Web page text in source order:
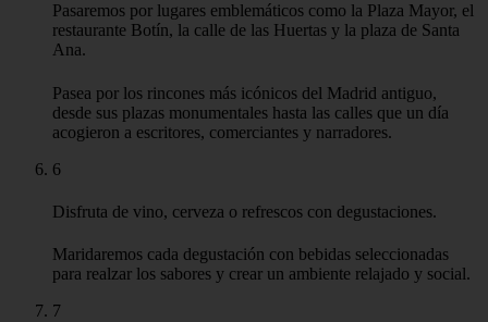
Pasaremos por lugares emblemáticos como la Plaza Mayor, el
restaurante Botín, la calle de las Huertas y la plaza de Santa
Ana.
Pasea por los rincones más icónicos del Madrid antiguo,
desde sus plazas monumentales hasta las calles que un día
acogieron a escritores, comerciantes y narradores.
6
Disfruta de vino, cerveza o refrescos con degustaciones.
Maridaremos cada degustación con bebidas seleccionadas
para realzar los sabores y crear un ambiente relajado y social.
7